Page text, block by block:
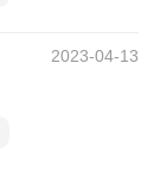
2023-04-13